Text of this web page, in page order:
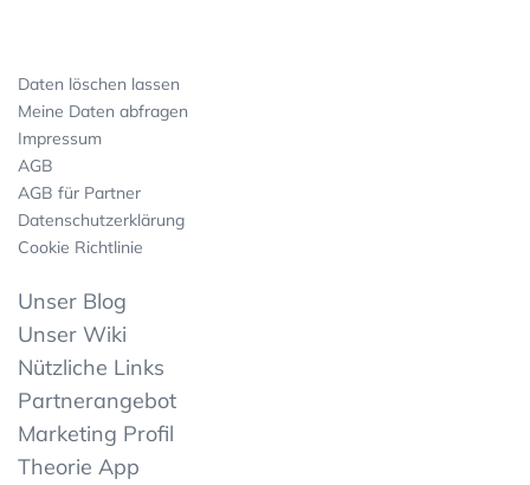
Daten löschen lassen
Meine Daten abfragen
Impressum
AGB
AGB für Partner
Datenschutzerklärung
Cookie Richtlinie
Unser Blog
Unser Wiki
Nützliche Links
Partnerangebot
Marketing Profil
Theorie App